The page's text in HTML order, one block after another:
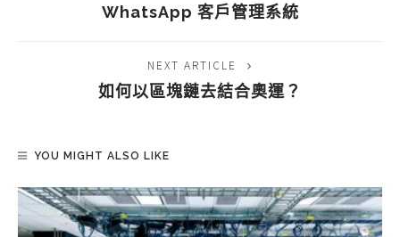
WhatsApp 客戶管理系統
NEXT ARTICLE
如何以區塊鏈去結合奧運？
YOU MIGHT ALSO LIKE